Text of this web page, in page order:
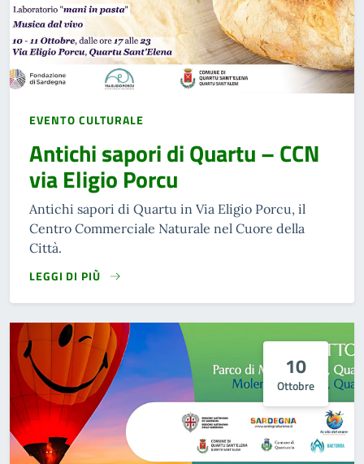
EVENTO CULTURALE
Antichi sapori di Quartu – CCN
via Eligio Porcu
Antichi sapori di Quartu in Via Eligio Porcu, il
Centro Commerciale Naturale nel Cuore della
Città.
LEGGI DI PIÙ
10
Ottobre